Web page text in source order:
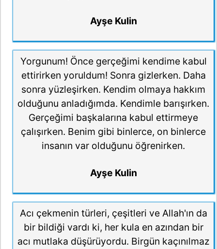
Ayşe Kulin
Yorgunum! Önce gerçeğimi kendime kabul
ettirirken yoruldum! Sonra gizlerken. Daha
sonra yüzleşirken. Kendim olmaya hakkım
olduğunu anladığımda. Kendimle barışırken.
Gerçeğimi başkalarına kabul ettirmeye
çalışırken. Benim gibi binlerce, on binlerce
insanın var olduğunu öğrenirken.
Ayşe Kulin
Acı çekmenin türleri, çeşitleri ve Allah'ın da
bir bildiği vardı ki, her kula en azından bir
acı mutlaka düşürüyordu. Birgün kaçınılmaz